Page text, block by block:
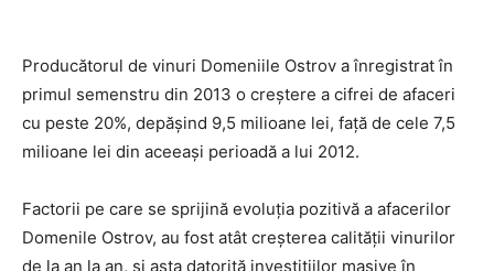
Producătorul de vinuri Domeniile Ostrov a înregistrat în
primul semenstru din 2013 o creștere a cifrei de afaceri
cu peste 20%, depășind 9,5 milioane lei, față de cele 7,5
milioane lei din aceeași perioadă a lui 2012.
Factorii pe care se sprijină evoluția pozitivă a afacerilor
Domenile Ostrov, au fost atât creșterea calității vinurilor
de la an la an, și asta datorită investițiilor masive în